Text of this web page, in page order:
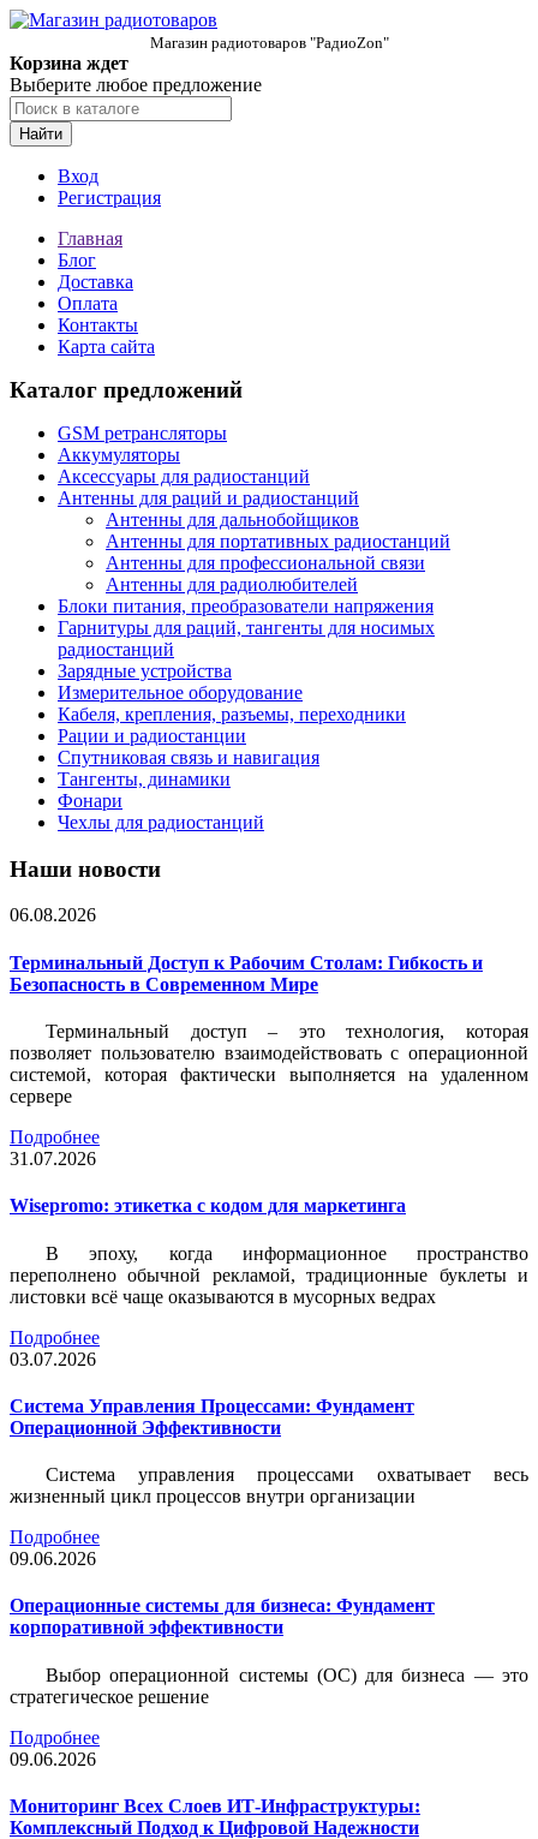
Магазин радиотоваров "РадиоZon"
Корзина ждет
Выберите любое предложение
Найти
Вход
Регистрация
Главная
Блог
Доставка
Оплата
Контакты
Карта сайта
Каталог предложений
GSM ретрансляторы
Аккумуляторы
Аксессуары для радиостанций
Антенны для раций и радиостанций
Антенны для дальнобойщиков
Антенны для портативных радиостанций
Антенны для профессиональной связи
Антенны для радиолюбителей
Блоки питания, преобразователи напряжения
Гарнитуры для раций, тангенты для носимых
радиостанций
Зарядные устройства
Измерительное оборудование
Кабеля, крепления, разъемы, переходники
Рации и радиостанции
Спутниковая связь и навигация
Тангенты, динамики
Фонари
Чехлы для радиостанций
Наши новости
06.08.2026
Терминальный Доступ к Рабочим Столам: Гибкость и
Безопасность в Современном Мире
Терминальный доступ – это технология, которая
позволяет пользователю взаимодействовать с операционной
системой, которая фактически выполняется на удаленном
сервере
Подробнее
31.07.2026
Wisepromo: этикетка c кодом для маркетинга
В эпоху, когда информационное пространство
переполнено обычной рекламой, традиционные буклеты и
листовки всё чаще оказываются в мусорных ведрах
Подробнее
03.07.2026
Система Управления Процессами: Фундамент
Операционной Эффективности
Система управления процессами охватывает весь
жизненный цикл процессов внутри организации
Подробнее
09.06.2026
Операционные системы для бизнеса: Фундамент
корпоративной эффективности
Выбор операционной системы (ОС) для бизнеса — это
стратегическое решение
Подробнее
09.06.2026
Мониторинг Всех Слоев ИТ-Инфраструктуры:
Комплексный Подход к Цифровой Надежности